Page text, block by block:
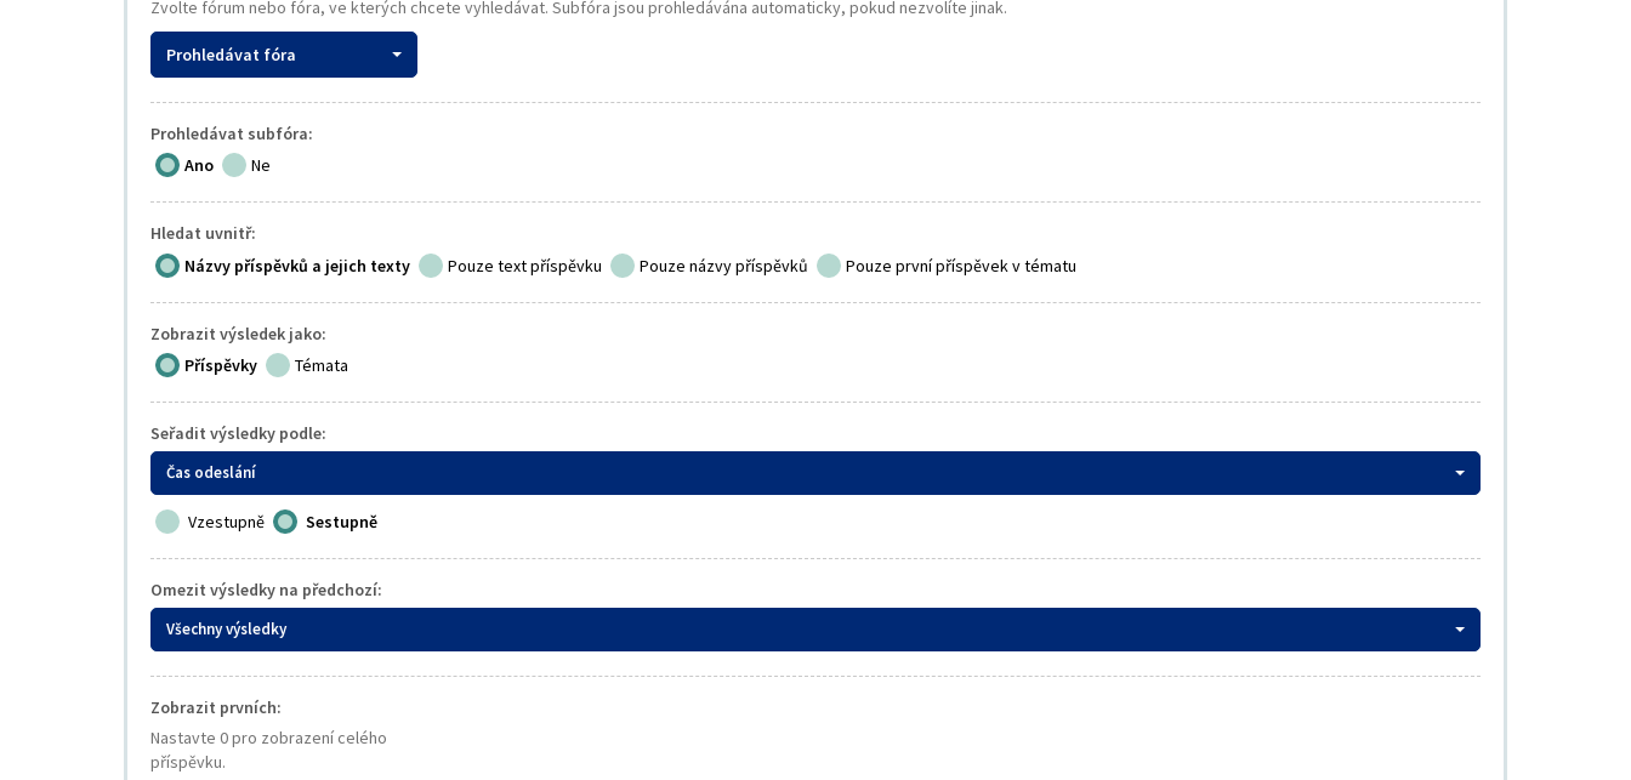
Zvolte fórum nebo fóra, ve kterých chcete vyhledávat. Subfóra jsou prohledávána automaticky, pokud nezvolíte jinak.
Prohledávat fóra
Prohledávat subfóra:
Ano
Ne
Hledat uvnitř:
Názvy příspěvků a jejich texty
Pouze text příspěvku Pouze názvy příspěvků Pouze první příspěvek v tématu
Zobrazit výsledek jako:
Příspěvky
Témata
Seřadit výsledky podle:
Čas odeslání
Vzestupně Sestupně
Omezit výsledky na předchozí:
Všechny výsledky
Zobrazit prvních:
Nastavte 0 pro zobrazení celého
příspěvku.